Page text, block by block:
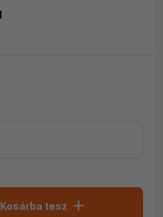
Kosárba tesz add